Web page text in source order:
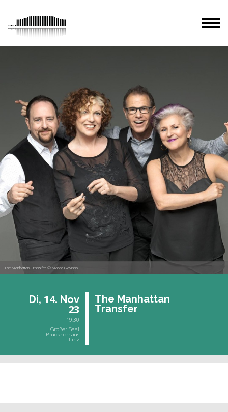
The Manhattan Transfer © Marco Glaviano
Di, 14. Nov
23
19:30
Großer Saal
Brucknerhaus
Linz
The Man­hat­tan
Trans­fer